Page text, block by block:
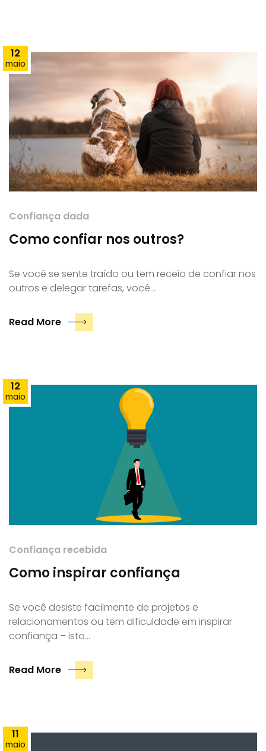
12
maio
Confiança dada
Como confiar nos outros?
Se você se sente traído ou tem receio de confiar nos
outros e delegar tarefas, você…
Read More
12
maio
Confiança recebida
Como inspirar confiança
Se você desiste facilmente de projetos e
relacionamentos ou tem dificuldade em inspirar
confiança – isto…
Read More
11
maio